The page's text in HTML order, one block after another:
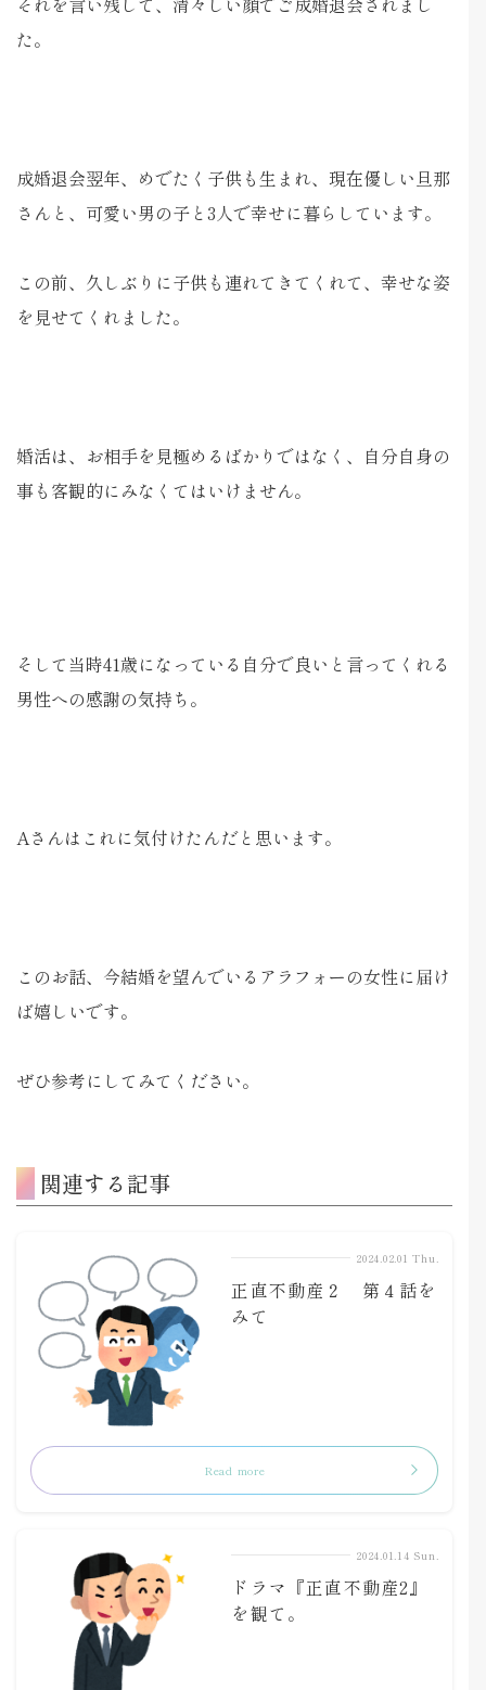
た。
成婚退会翌年、めでたく子供も生まれ、現在優しい旦那
さんと、可愛い男の子と3人で幸せに暮らしています。
この前、久しぶりに子供も連れてきてくれて、幸せな姿
を見せてくれました。
婚活は、お相手を見極めるばかりではなく、自分自身の
事も客観的にみなくてはいけません。
そして当時41歳になっている自分で良いと言ってくれる
男性への感謝の気持ち。
Aさんはこれに気付けたんだと思います。
このお話、今結婚を望んでいるアラフォーの女性に届け
ば嬉しいです。
ぜひ参考にしてみてください。
関連する記事
2024.02.01 Thu.
正直不動産２ 第４話を
みて
Read more
2024.01.14 Sun.
ドラマ『正直不動産2』
を観て。